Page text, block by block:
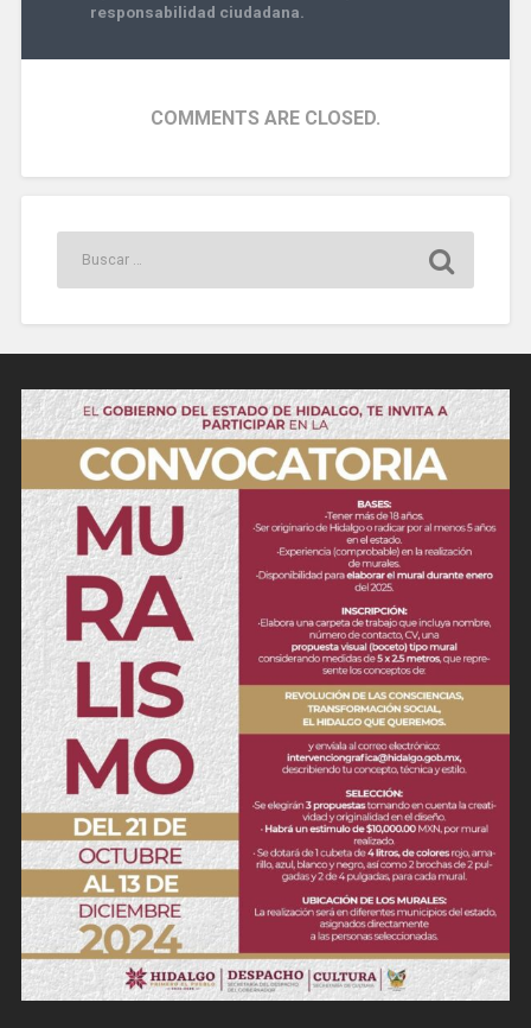
responsabilidad ciudadana.
COMMENTS ARE CLOSED.